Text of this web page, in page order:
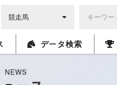
データ検索
NEWS